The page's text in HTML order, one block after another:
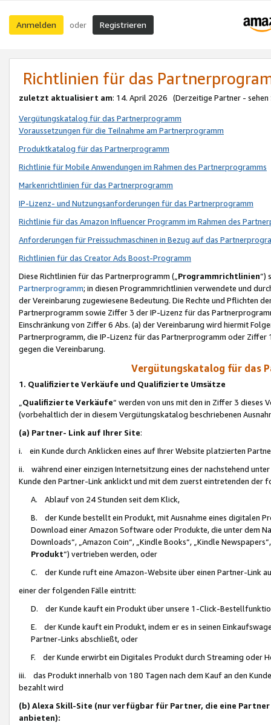
Anmelden oder Registrieren
Richtlinien für das
zuletzt aktualisiert am: 14. April 2026 (Derzeitige Partner - sehen
Vergütungskatalog für das Partnerprogramm
Voraussetzungen für die Teilnahme am Partnerprogramm
Produktkatalog für das Partnerprogramm
Richtlinie für Mobile Anwendungen im Rahmen des Partnerprogramms
Markenrichtlinien für das Partnerprogramm
IP-Lizenz- und Nutzungsanforderungen für das Partnerprogramm
Richtlinie für das Amazon Influencer Programm im Rahmen des
Anforderungen für Preissuchmaschinen in Bezug auf das
Richtlinien für das Creator Ads Boost-Programm
Diese Richtlinien für das Partnerprogramm („Programmrichtlinien“)
Partnerprogramm; in diesen Programmrichtlinien verwendete und
der Vereinbarung zugewiesene Bedeutung. Die Rechte und Pflichten
Partnerprogramm sowie Ziffer 3 der IP-Lizenz für das
Einschränkung von Ziffer 6 Abs. (a) der Vereinbarung wird hiermit
Partnerprogramm, die IP-Lizenz für das Partnerprogramm oder
gegen die Vereinbarung.
Vergütungskatalog für das
1. Qualifizierte Verkäufe und Qualifizierte Umsätze
Qualifizierte Verkäufe“ werden von uns mit den in Ziffer 3
(vorbehaltlich der in diesem Vergütungskatalog beschriebenen
(a) Partner- Link auf Ihrer Site:
i. ein Kunde durch Anklicken eines auf Ihrer Website platzierten
ii. während einer einzigen Internetsitzung eines der nachstehend
Kunde den Partner-Link anklickt und mit dem zuerst eintretenden der
A. Ablauf von 24 Stunden seit dem Klick,
B. der Kunde bestellt ein Produkt, mit Ausnahme eines digitalen
Download einer Amazon Software oder Produkte, die unter dem
Downloads“, „Amazon Coin“, „Kindle Books“, „Kindle
Produkt“) vertrieben werden, oder
C. der Kunde ruft eine Amazon-Website über einen Partner-Link
einer der folgenden Fälle eintritt:
D. der Kunde kauft ein Produkt über unsere 1-Click-
E. der Kunde kauft ein Produkt, indem er es in seinen
Partner-Links abschließt, oder
F. der Kunde erwirbt ein Digitales Produkt durch Streaming oder
iii. das Produkt innerhalb von 180 Tagen nach dem Kauf an den
bezahlt wird
(b) Alexa Skill-Site (nur verfügbar für Partner, die eine
anbieten):